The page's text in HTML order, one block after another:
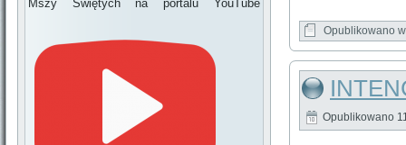
Mszy Świętych na portalu YouTube
Opublikowano w
Opublikowano